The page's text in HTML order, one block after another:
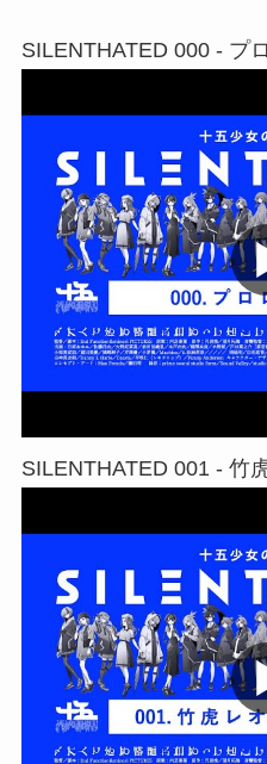
SILENTHATED 000 - プ
SILENTHATED 001 - 竹